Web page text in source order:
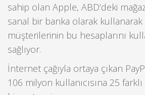
sahip olan Apple, ABD’deki
sanal bir banka olarak kullanarak
müşterilerinin bu hesaplarını
sağlıyor.
İnternet çağıyla ortaya çıkan
106 milyon kullanıcısına 25